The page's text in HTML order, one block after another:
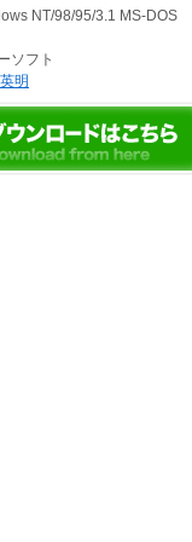
など、PATHの通
は、CRT標準出力に出力し
> xxxxx.csv
ファイル
定しないで起動した場合は
NT/98/95/3.1 MS-DOS
ソフト
明